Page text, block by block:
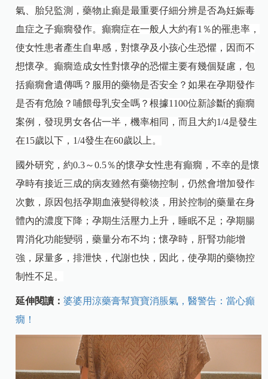
氣、胎兒監測，藥物止癲是最重要仔細分辨是否為妊娠毒
血症之子癲癇發作。癲癇症在一般人大約有1％的罹患率，
使女性患者產生自卑感，對懷孕及小孩心生恐懼，因而不
想懷孕。癲癇造成女性對懷孕的恐懼主要有幾個疑慮，包
括癲癇會遺傳嗎？服用的藥物是否安全？如果在孕期發作
是否有危險？哺餵母乳安全嗎？根據1100位新診斷的癲癇
案例，發現男女各佔一半，機率相同，而且大約1/4是發生
在15歲以下，1/4發生在60歲以上。
國外研究，約0.3～0.5％的懷孕女性患有癲癇，不幸的是懷
孕時有接近三成的病友雖然有藥物控制，仍然會增加發作
次數，原因包括孕期血液變得較淡，用於控制的藥量在身
體內的濃度下降；孕期生活壓力上升，睡眠不足；孕期腸
胃消化功能變弱，藥量分布不均；懷孕時，肝腎功能增
強，尿量多，排泄快，代謝也快，因此，使孕期的藥物控
制性不足。
延伸閱讀：婆婆用涼藥膏幫寶寶消脹氣，醫警告：當心癲
癇！